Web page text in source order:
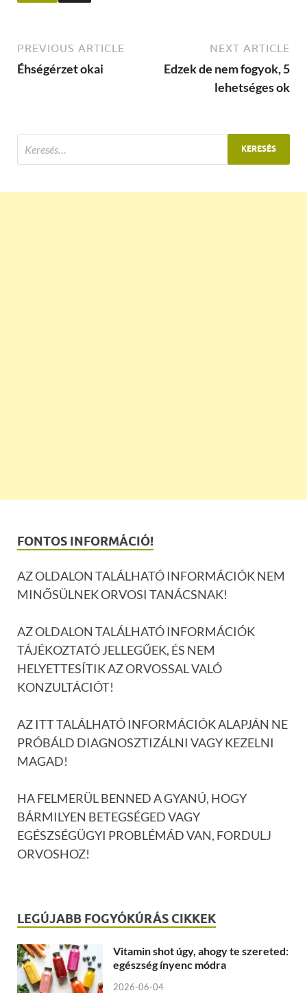
PREVIOUS ARTICLE
Éhségérzet okai
NEXT ARTICLE
Edzek de nem fogyok, 5
lehetséges ok
FONTOS INFORMÁCIÓ!
AZ OLDALON TALÁLHATÓ INFORMÁCIÓK NEM
MINŐSÜLNEK ORVOSI TANÁCSNAK!
AZ OLDALON TALÁLHATÓ INFORMÁCIÓK
TÁJÉKOZTATÓ JELLEGŰEK, ÉS NEM
HELYETTESÍTIK AZ ORVOSSAL VALÓ
KONZULTÁCIÓT!
AZ ITT TALÁLHATÓ INFORMÁCIÓK ALAPJÁN NE
PRÓBÁLD DIAGNOSZTIZÁLNI VAGY KEZELNI
MAGAD!
HA FELMERÜL BENNED A GYANÚ, HOGY
BÁRMILYEN BETEGSÉGED VAGY
EGÉSZSÉGÜGYI PROBLÉMÁD VAN, FORDULJ
ORVOSHOZ!
LEGÚJABB FOGYÓKÚRÁS CIKKEK
Vitamin shot úgy, ahogy te szereted:
egészség ínyenc módra
2026-06-04